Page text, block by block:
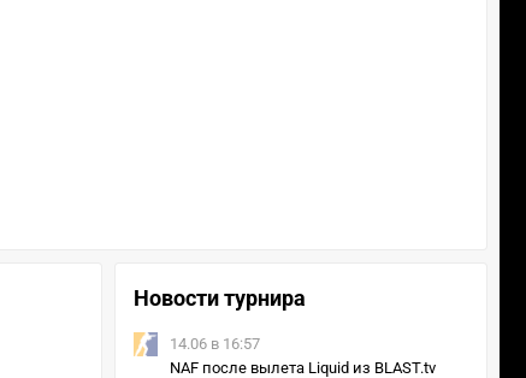
Новости турнира
14.06 в 16:57
NAF после вылета Liquid из BLAST.tv